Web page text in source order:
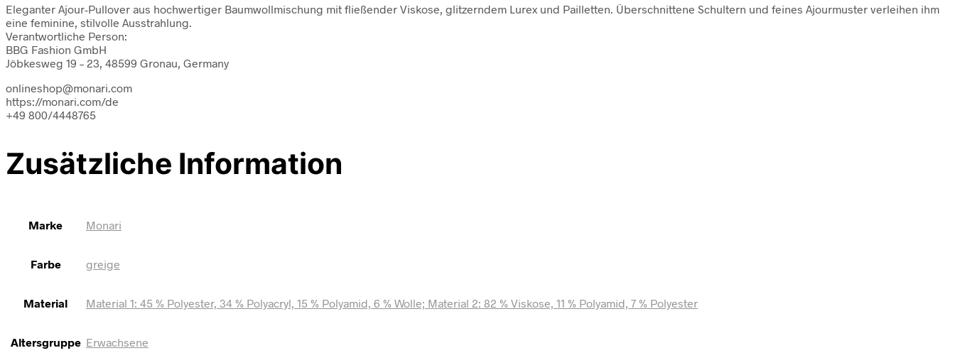
Eleganter Ajour-Pullover aus hochwertiger Baumwollmischung mit fließender Viskose, glitzerndem Lurex und Pailletten. Überschnittene Schultern und feines Ajourmuster verleihen ihm
eine feminine, stilvolle Ausstrahlung.
Verantwortliche Person:
BBG Fashion GmbH
Jöbkesweg 19 – 23, 48599 Gronau, Germany
onlineshop@monari.com
https://monari.com/de
+49 800/4448765
Zusätzliche Information
Marke Monari
Farbe greige
Material Material 1: 45 % Polyester, 34 % Polyacryl, 15 % Polyamid, 6 % Wolle; Material 2: 82 % Viskose, 11 % Polyamid, 7 % Polyester
Altersgruppe Erwachsene